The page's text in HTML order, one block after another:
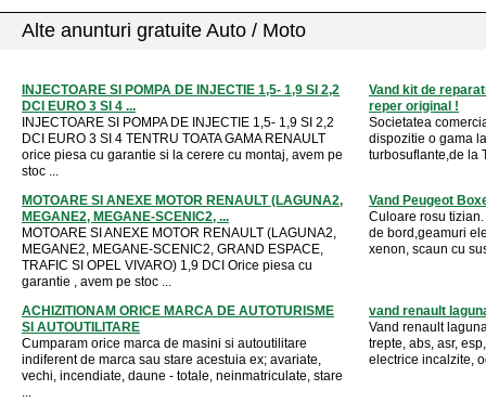
Alte anunturi gratuite Auto / Moto
INJECTOARE SI POMPA DE INJECTIE 1,5- 1,9 SI 2,2
DCI EURO 3 SI 4 ...
INJECTOARE SI POMPA DE INJECTIE 1,5- 1,9 SI 2,2
DCI EURO 3 SI 4 TENTRU TOATA GAMA RENAULT
orice piesa cu garantie si la cerere cu montaj, avem pe
stoc ...
Vand kit de
reper original !
Societatea
dispozitie o gama
turbosuflante,de la
MOTOARE SI ANEXE MOTOR RENAULT (LAGUNA2,
MEGANE2, MEGANE-SCENIC2, ...
MOTOARE SI ANEXE MOTOR RENAULT (LAGUNA2,
MEGANE2, MEGANE-SCENIC2, GRAND ESPACE,
TRAFIC SI OPEL VIVARO) 1,9 DCI Orice piesa cu
garantie , avem pe stoc ...
Vand Peugeot
Culoare rosu
de bord,geamuri
xenon, scaun cu
ACHIZITIONAM ORICE MARCA DE AUTOTURISME
SI AUTOUTILITARE
Cumparam orice marca de masini si autoutilitare
indiferent de marca sau stare acestuia ex; avariate,
vechi, incendiate, daune - totale, neinmatriculate, stare
...
vand renault
Vand renault
trepte, abs, asr,
electrice incalzite,